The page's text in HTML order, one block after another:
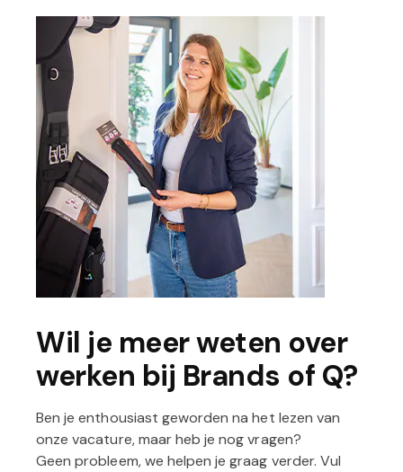
Wil je meer weten over
werken bij Brands of Q?
Ben je enthousiast geworden na het lezen van
onze vacature, maar heb je nog vragen?
Geen probleem, we helpen je graag verder. Vul